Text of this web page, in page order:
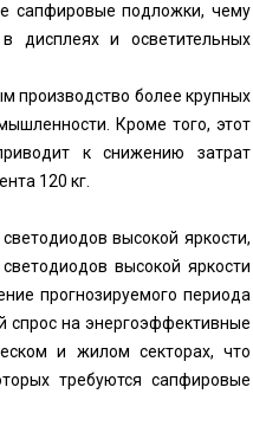
сапфировые подложки, чему
дисплеях и осветительных
производство более крупных
Кроме того, этот
к снижению затрат
120 кг.
высокой яркости,
высокой яркости
прогнозируемого периода
спрос на энергоэффективные
и жилом секторах, что
требуются сапфировые